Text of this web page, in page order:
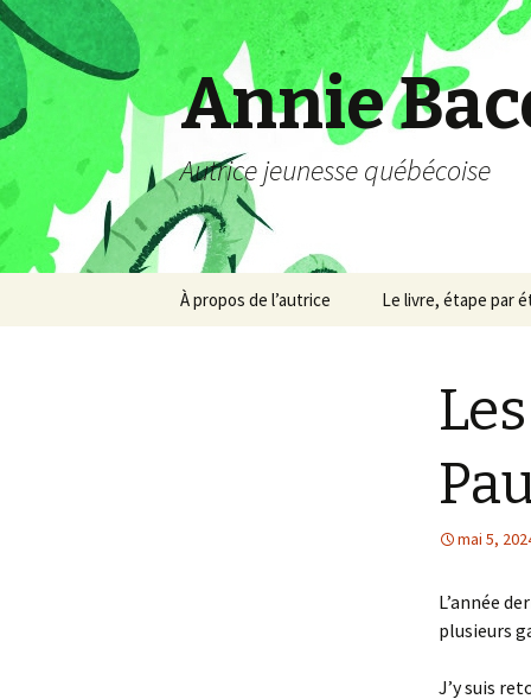
Annie
Autrice jeunesse québécoise
Aller
À propos de l’autrice Le livre, étape par
mai 5,
L’année
plusieurs
J’y suis